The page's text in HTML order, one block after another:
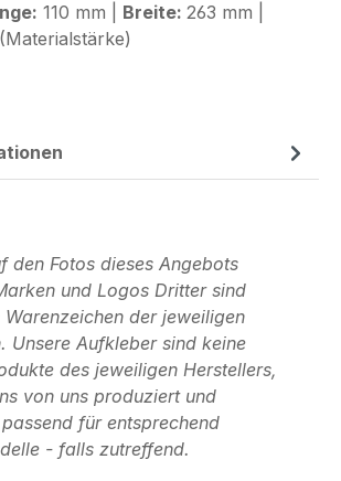
110 mm | Breite: 263 mm |
den Fotos dieses Angebots
und Logos Dritter sind
der jeweiligen
Unsere Aufkleber sind keine
des jeweiligen Herstellers,
von uns produziert und
für entsprechend
- falls zutreffend.